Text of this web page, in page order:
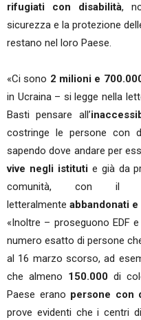
rifugiati con disabilità,
sicurezza e la protezione
restano nel loro Paese.
«Ci sono 2 milioni e
in Ucraina – si legge nella
Basti pensare all’
costringe le persone con
sapendo dove andare per
vive negli istitutie già da
comunità, con il
letteralmente abbandonati
«Inoltre – proseguono EDF
numero esatto di persone
al 16 marzo scorso, ad
che almeno 150.000di
Paese erano persone con
prove evidenti che i centri